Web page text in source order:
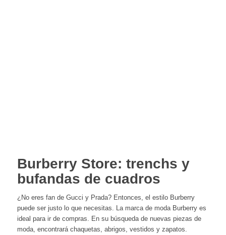
Burberry Store: trenchs y
bufandas de cuadros
¿No eres fan de Gucci y Prada? Entonces, el estilo Burberry
puede ser justo lo que necesitas. La marca de moda Burberry es
ideal para ir de compras. En su búsqueda de nuevas piezas de
moda, encontrará chaquetas, abrigos, vestidos y zapatos.